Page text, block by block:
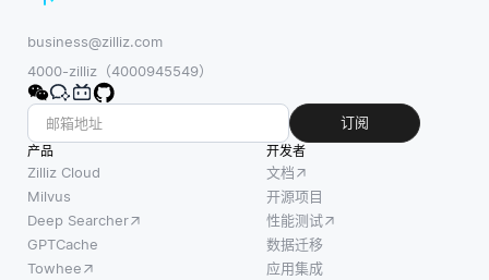
business@zilliz.com
4000-zilliz（4000945549）
订阅
产品
Zilliz Cloud
Milvus
Deep Searcher
GPTCache
Towhee
开发者
文档
开源项目
性能测试
数据迁移
应用集成